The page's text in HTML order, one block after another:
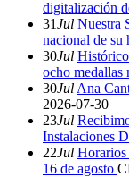
digitalización
31Jul Nuestra
nacional de su
30Jul
ocho medallas
30Jul Ana
2026-07-30
23Jul
Instalaciones
22Jul Horarios
16 de agosto